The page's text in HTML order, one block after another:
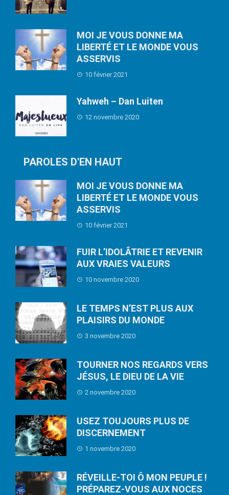
MOI JE VOUS DONNE MA
LIBERTÉ ET LE MONDE VOUS
ASSERVIS
10 février 2021
Yahweh – Dan Luiten
12 novembre 2020
PAROLES D'EN HAUT
MOI JE VOUS DONNE MA
LIBERTÉ ET LE MONDE VOUS
ASSERVIS
10 février 2021
FUIR L’IDOLÂTRIE ET REVENIR
AUX VRAIES VALEURS
10 novembre 2020
LE TEMPS N’EST PLUS AUX
PLAISIRS DU MONDE
3 novembre 2020
TOURNER NOS REGARDS VERS
JÉSUS, LE DIEU DE LA VIE
2 novembre 2020
USEZ TOUJOURS PLUS DE
DISCERNEMENT
1 novembre 2020
RÉVEILLE-TOI Ô MON PEUPLE !
PRÉPAREZ-VOUS AUX NOCES